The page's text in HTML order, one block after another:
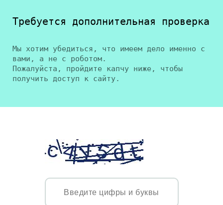
Требуется дополнительная проверка
Мы хотим убедиться, что имеем дело именно с
вами, а не с роботом.
Пожалуйста, пройдите капчу ниже, чтобы
получить доступ к сайту.